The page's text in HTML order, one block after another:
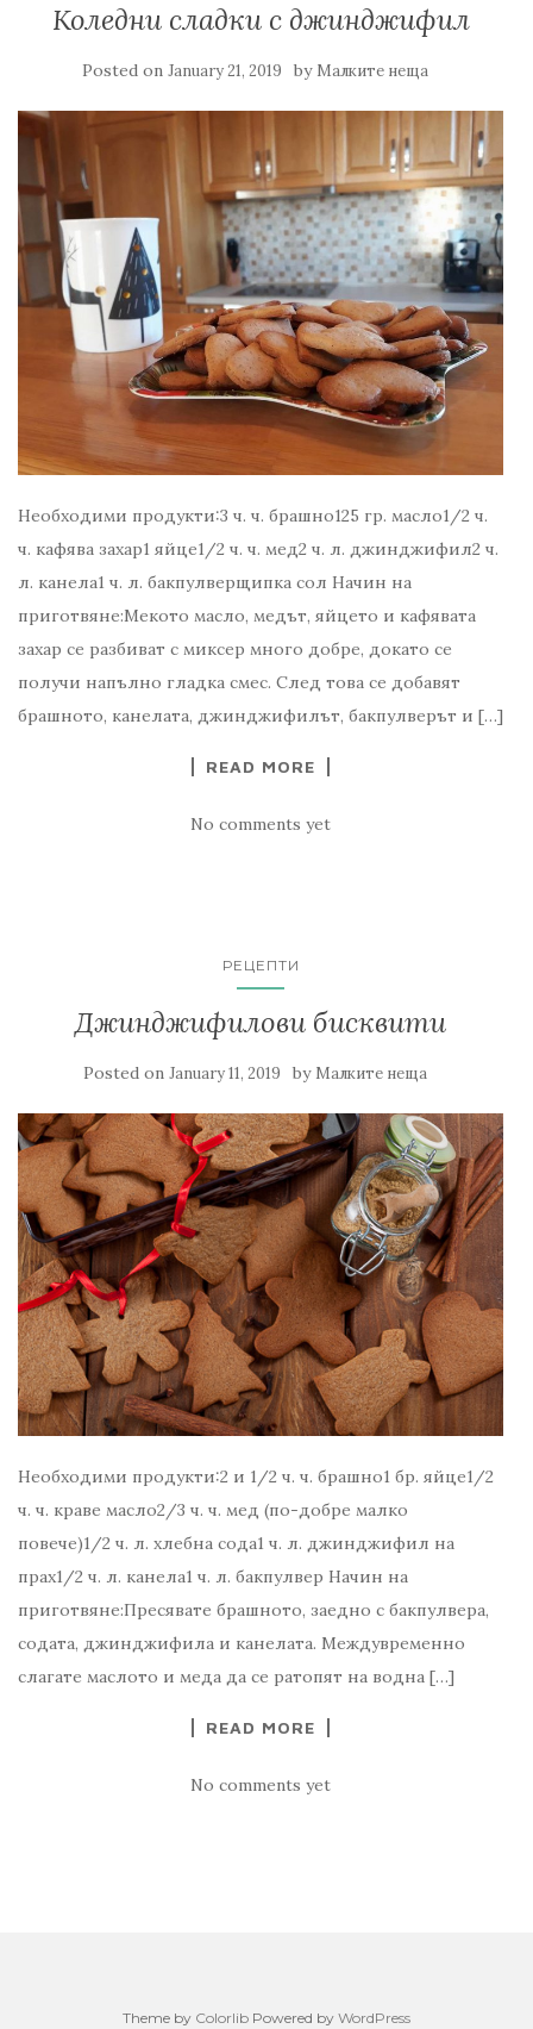
Коледни сладки с джинджифил
Posted on January 21, 2019 by Малките неща
Необходими продукти:3 ч. ч. брашно125 гр. масло1/2 ч.
ч. кафява захар1 яйце1/2 ч. ч. мед2 ч. л. джинджифил2 ч.
л. канела1 ч. л. бакпулверщипка сол Начин на
приготвяне:Мекото масло, медът, яйцето и кафявата
захар се разбиват с миксер много добре, докато се
получи напълно гладка смес. След това се добавят
брашното, канелата, джинджифилът, бакпулверът и […]
READ MORE
No comments yet
РЕЦЕПТИ
Джинджифилови бисквити
Posted on January 11, 2019 by Малките неща
Необходими продукти:2 и 1/2 ч. ч. брашно1 бр. яйце1/2
ч. ч. краве масло2/3 ч. ч. мед (по-добре малко
повече)1/2 ч. л. хлебна сода1 ч. л. джинджифил на
прах1/2 ч. л. канела1 ч. л. бакпулвер Начин на
приготвяне:Пресявате брашното, заедно с бакпулвера,
содата, джинджифила и канелата. Междувременно
слагате маслото и меда да се ратопят на водна […]
READ MORE
No comments yet
Theme by Colorlib Powered by WordPress